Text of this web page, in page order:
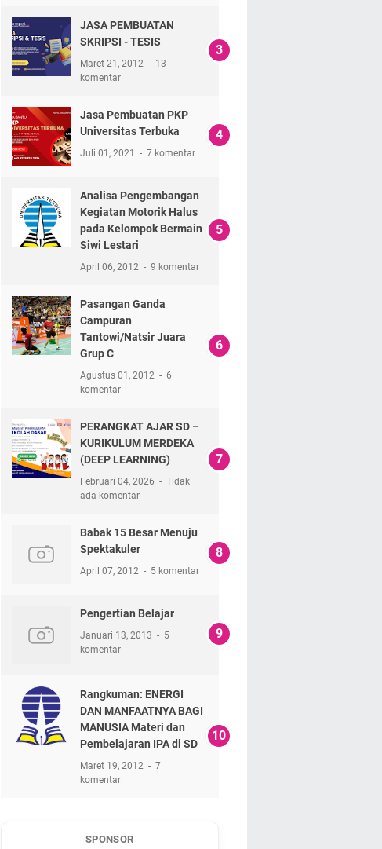
JASA PEMBUATAN
SKRIPSI - TESIS
Maret 21, 2012
13
komentar
Jasa Pembuatan PKP
Universitas Terbuka
Juli 01, 2021 7 komentar
Analisa Pengembangan
Kegiatan Motorik Halus
pada Kelompok Bermain
Siwi Lestari
April 06, 2012 9 komentar
Pasangan Ganda
Campuran
Tantowi/Natsir Juara
Grup C
Agustus 01, 2012
6
komentar
PERANGKAT AJAR SD –
KURIKULUM MERDEKA
(DEEP LEARNING)
Februari 04, 2026
Tidak
ada komentar
Babak 15 Besar Menuju
Spektakuler
April 07, 2012 5 komentar
Pengertian Belajar
Januari 13, 2013
5
komentar
Rangkuman: ENERGI
DAN MANFAATNYA BAGI
MANUSIA Materi dan
Pembelajaran IPA di SD
Maret 19, 2012
7
komentar
SPONSOR